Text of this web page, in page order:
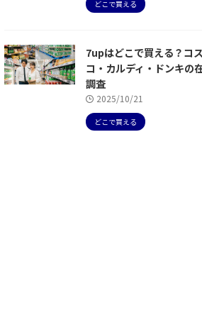
どこで買える
7upはどこで買える？コ
コ・カルディ・ドンキの
調査
2025/10/21
どこで買える